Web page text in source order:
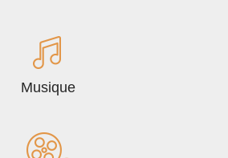
Musique